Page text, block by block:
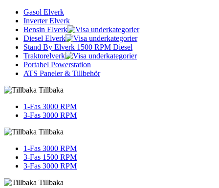
Gasol Elverk
Inverter Elverk
Bensin Elverk
Diesel Elverk
Stand By Elverk 1500 RPM Diesel
Traktorelverk
Portabel Powerstation
ATS Paneler & Tillbehör
Tillbaka
1-Fas 3000 RPM
3-Fas 3000 RPM
Tillbaka
1-Fas 3000 RPM
3-Fas 1500 RPM
3-Fas 3000 RPM
Tillbaka